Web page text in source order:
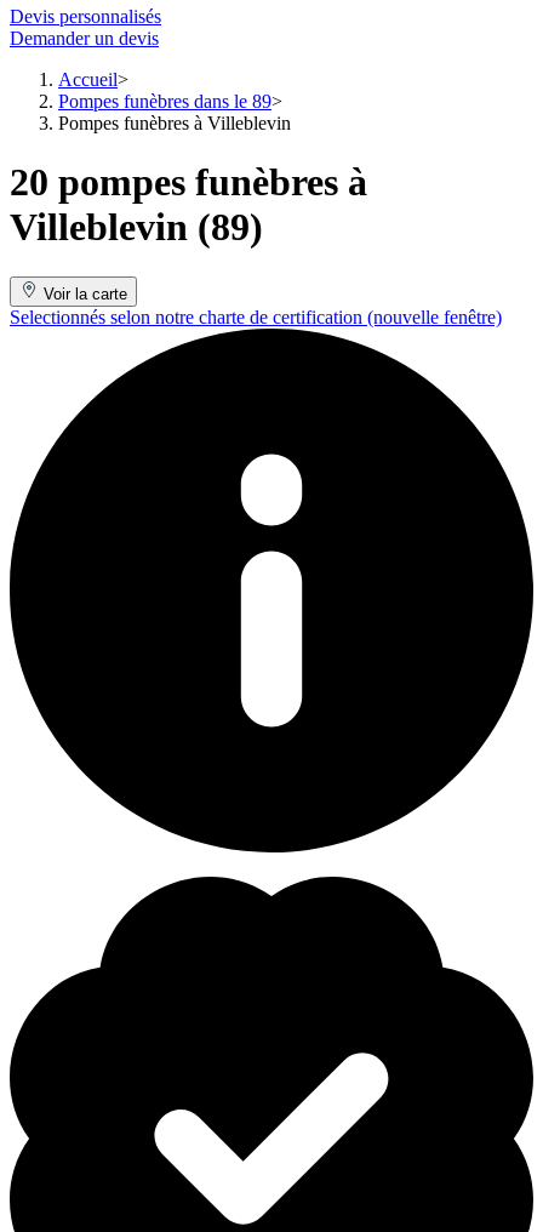
Devis personnalisés
Demander un devis
Accueil
Pompes funèbres dans le 89
Pompes funèbres à Villeblevin
20 pompes funèbres à
Villeblevin (89)
Voir la carte
Selectionnés selon notre charte de certification (nouvelle fenêtre)